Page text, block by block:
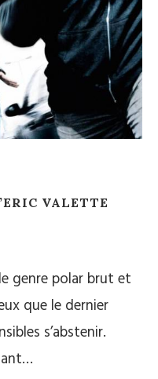
VALETTE
genre polar brut et
que le dernier
s’abstenir.